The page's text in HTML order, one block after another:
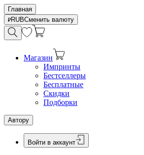
Главная
RUBСменить валюту
Магазин
Импринты
Бестселлеры
Бесплатные
Скидки
Подборки
Автору
Войти в аккаунт